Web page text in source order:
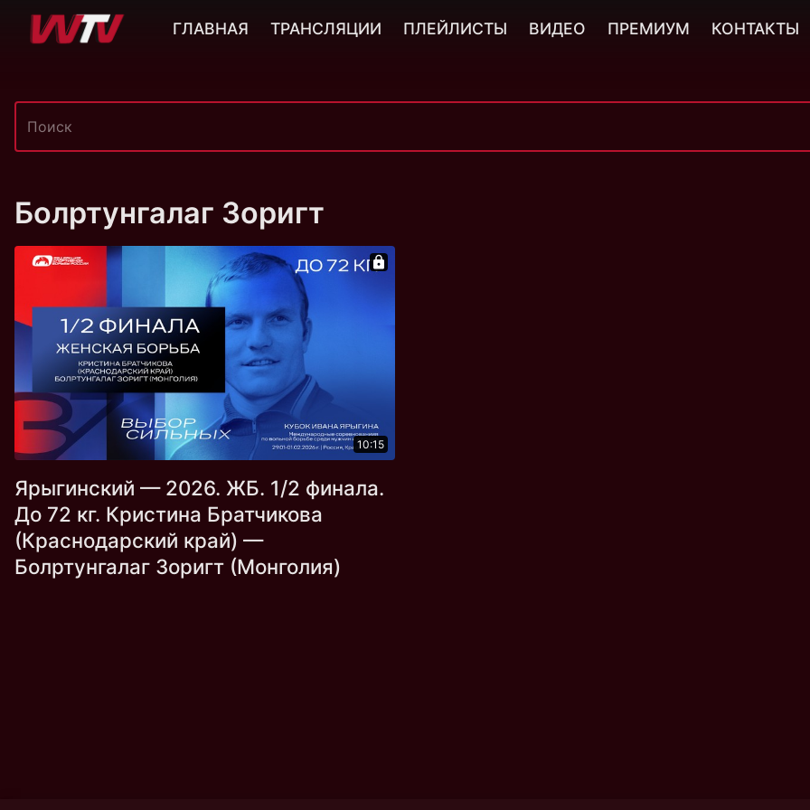
Болртунгалаг Зоригт
10:15
Ярыгинский — 2026. ЖБ. 1/2 финала.
До 72 кг. Кристина Братчикова
(Краснодарский край) —
Болртунгалаг Зоригт (Монголия)
ГЛАВНАЯ ТРАНСЛЯЦИИ ПЛЕЙЛИСТЫ ВИДЕО ПРЕМИУМ КОНТАКТЫ